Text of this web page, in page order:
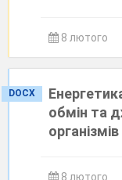
8 лютого
DOCX
обмін та
організмів
8 лютого